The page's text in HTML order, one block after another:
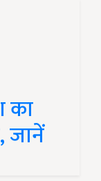
का
जानें